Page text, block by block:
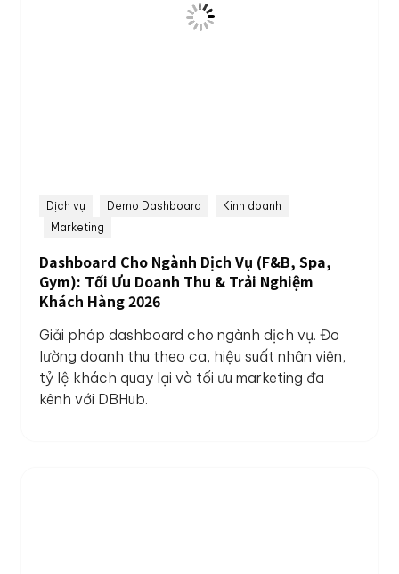
Dịch vụ Demo Dashboard
Kinh doanh
Marketing
Dashboard Cho Ngành Dịch Vụ (F&B, Spa,
Gym): Tối Ưu Doanh Thu & Trải Nghiệm
Khách Hàng 2026
Giải pháp dashboard cho ngành dịch vụ. Đo
lường doanh thu theo ca, hiệu suất nhân viên,
tỷ lệ khách quay lại và tối ưu marketing đa
kênh với DBHub.